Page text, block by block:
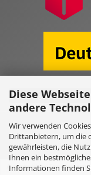
Diese
andere
Wir verwenden
Drittanbietern, um die
gewährleisten, die
Ihnen ein
Informationen finden
Vertrag widerrufen
Online
Ausgewählte Top-